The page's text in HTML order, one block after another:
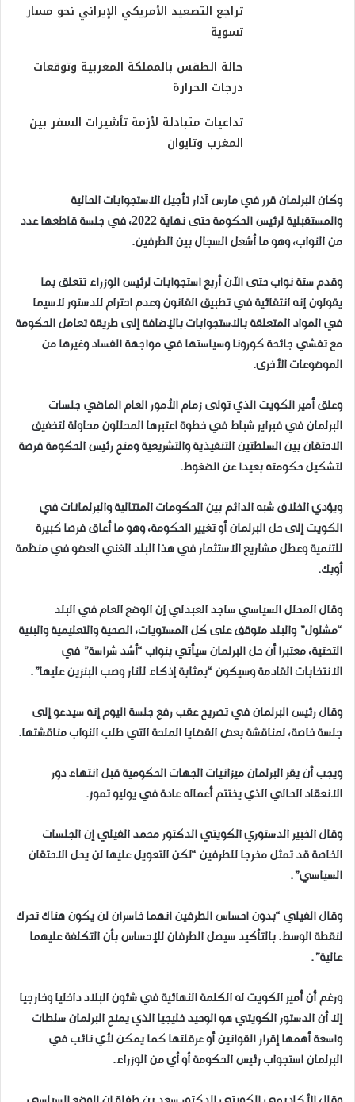
تراجع التصعيد الأمريكي الإيراني نحو مسار
تسوية
حالة الطقس بالمملكة المغربية وتوقعات
درجات الحرارة
تداعيات متبادلة لأزمة تأشيرات السفر بين
المغرب وتايوان
وكان البرلمان قرر في مارس آذار تأجيل الاستجوابات الحالية
والمستقبلية لرئيس الحكومة حتى نهاية 2022، في جلسة قاطعها عدد
من النواب، وهو ما أشعل السجال بين الطرفين.
وقدم ستة نواب حتى الآن أربع استجوابات لرئيس الوزراء تتعلق بما
يقولون إنه انتقائية في تطبيق القانون وعدم احترام للدستور لاسيما
في المواد المتعلقة بالاستجوابات بالإضافة إلى طريقة تعامل الحكومة
مع تفشي جائحة كورونا وسياستها في مواجهة الفساد وغيرها من
الموضوعات الأخرى.
وعلق أمير الكويت الذي تولى زمام الأمور العام الماضي جلسات
البرلمان في فبراير شباط في خطوة اعتبرها المحللون محاولة لتخفيف
الاحتقان بين السلطتين التنفيذية والتشريعية ومنح رئيس الحكومة فرصة
لتشكيل حكومته بعيدا عن الضغوط.
ويؤدي الخلاف شبه الدائم بين الحكومات المتتالية والبرلمانات في
الكويت إلى حل البرلمان أو تغيير الحكومة، وهو ما أعاق فرصا كبيرة
للتنمية وعطل مشاريع الاستثمار في هذا البلد الغني العضو في منظمة
أوبك.
وقال المحلل السياسي ساجد العبدلي إن الوضع العام في البلد
“مشلول” والبلد متوقف على كل المستويات، الصحية والتعليمية والبنية
التحتية، معتبرا أن حل البرلمان سيأتي بنواب “أشد شراسة” في
الانتخابات القادمة وسيكون “بمثابة إذكاء للنار وصب البنزين عليها”.
وقال رئيس البرلمان في تصريح عقب رفع جلسة اليوم إنه سيدعو إلى
جلسة خاصة، لمناقشة بعض القضايا الملحة التي طلب النواب مناقشتها.
ويجب أن يقر البرلمان ميزانيات الجهات الحكومية قبل انتهاء دور
الانعقاد الحالي الذي يختتم أعماله عادة في يوليو تموز.
وقال الخبير الدستوري الكويتي الدكتور محمد الفيلي إن الجلسات
الخاصة قد تمثل مخرجا للطرفين “لكن التعويل عليها لن يحل الاحتقان
السياسي”.
وقال الفيلي “بدون احساس الطرفين انهما خاسران لن يكون هناك تحرك
لنقطة الوسط. بالتأكيد سيصل الطرفان للإحساس بأن التكلفة عليهما
عالية”.
ورغم أن أمير الكويت له الكلمة النهائية في شئون البلاد داخليا وخارجيا
إلا أن الدستور الكويتي هو الوحيد خليجيا الذي يمنح البرلمان سلطات
واسعة أهمها إقرار القوانين أو عرقلتها كما يمكن لأي نائب في
البرلمان استجواب رئيس الحكومة أو أي من الوزراء.